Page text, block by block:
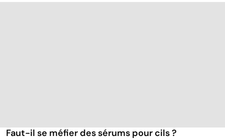
Faut-il se méfier des sérums pour cils ?